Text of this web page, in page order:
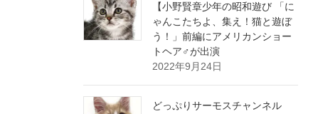
【小野賢章少年の昭和遊び 「に
ゃんこたちよ、集え！猫と遊ぼ
う！」前編にアメリカンショー
トヘア♂が出演
2022年9月24日
どっぷりサーモスチャンネル